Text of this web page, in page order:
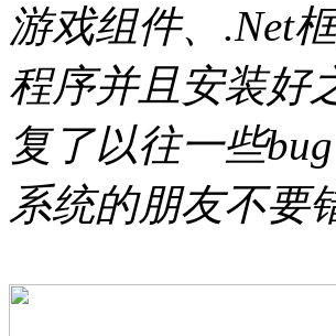
游戏组件、.Net
程序并且安装好
复了以往一些
系统的朋友不要